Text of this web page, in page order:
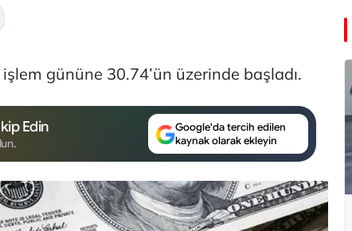
gününe 30.74’ün üzerinde başladı.
Edin
Google'da tercih edilen
kaynak olarak ekleyin